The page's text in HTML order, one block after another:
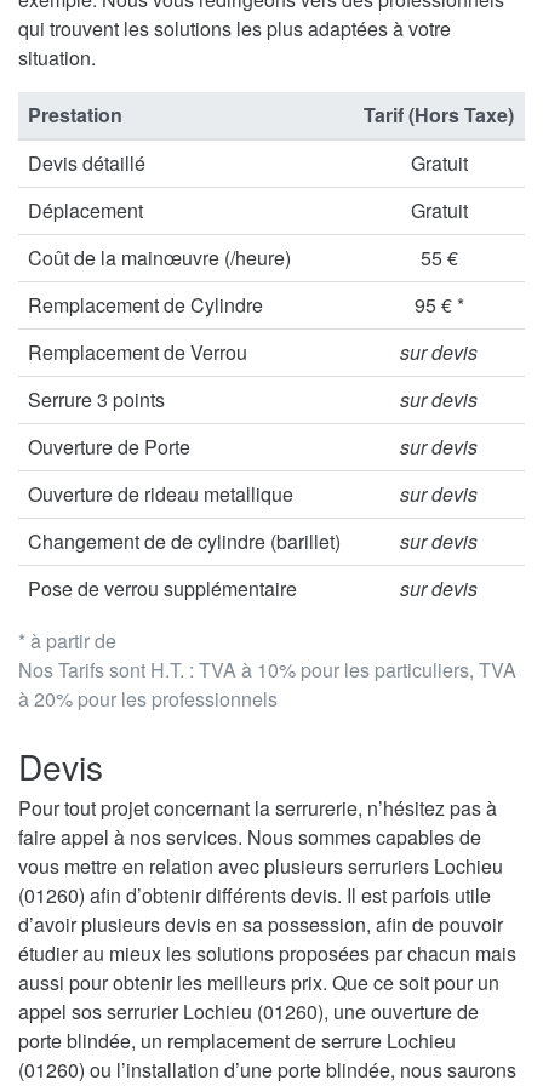
qui trouvent les solutions les plus adaptées à votre
situation.
* à partir de
Nos Tarifs sont H.T. : TVA à 10% pour les particuliers, TVA
à 20% pour les professionnels
Prestation
Tarif (Hors Taxe)
Devis détaillé
Gratuit
Déplacement
Gratuit
Coût de la mainœuvre (/heure)
55 €
Remplacement de Cylindre
95 € *
Remplacement de Verrou
sur devis
Serrure 3 points
sur devis
Ouverture de Porte
sur devis
Ouverture de rideau metallique
sur devis
Changement de de cylindre (barillet)
sur devis
Pose de verrou supplémentaire
sur devis
Devis
Pour tout projet concernant la serrurerie, n’hésitez pas à
faire appel à nos services. Nous sommes capables de
vous mettre en relation avec plusieurs serruriers Lochieu
(01260) afin d’obtenir différents devis. Il est parfois utile
d’avoir plusieurs devis en sa possession, afin de pouvoir
étudier au mieux les solutions proposées par chacun mais
aussi pour obtenir les meilleurs prix. Que ce soit pour un
appel sos serrurier Lochieu (01260), une ouverture de
porte blindée, un remplacement de serrure Lochieu
(01260) ou l’installation d’une porte blindée, nous saurons